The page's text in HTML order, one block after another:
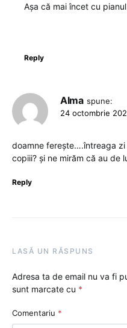
Așa că mai încet cu
Reply
Alma spune:
24 octombrie
doamne ferește….întreaga
copiii? și ne mirăm că au de
Reply
LASĂ UN RĂSPUNS
Adresa ta de email nu va fi
sunt marcate cu *
Comentariu *